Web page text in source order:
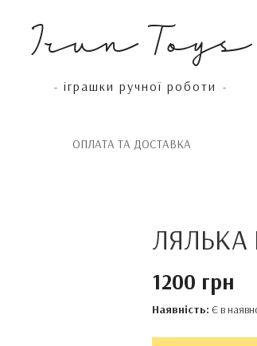
Irun Toys
- іграшки ручної роботи -
OПЛАТА ТА ДОСТАВКА
ЛЯЛЬКА
1200 грн
Наявність: Є в